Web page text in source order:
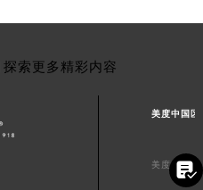
索更多精彩内容
美度中国区
美度北京服
